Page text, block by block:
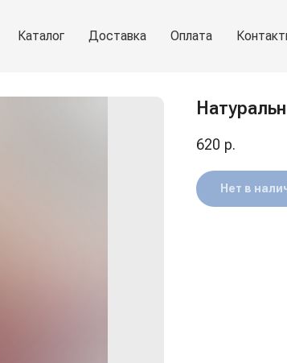
Каталог Доставка Оплата
620 р.
Нет в